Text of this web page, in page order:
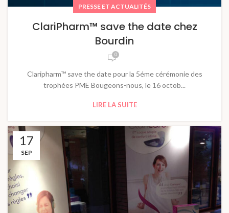
PRESSE ET ACTUALITÉS
ClariPharm™ save the date chez
Bourdin
0
Claripharm™ save the date pour la 5éme cérémonie des
trophées PME Bougeons-nous, le 16 octob...
LIRE LA SUITE
17
SEP